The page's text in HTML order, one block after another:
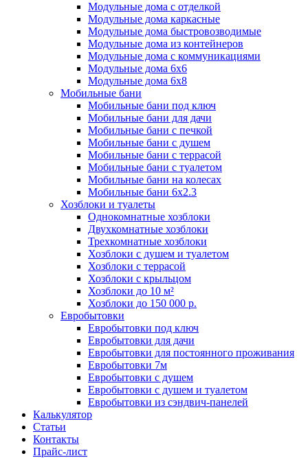
Модульные дома с отделкой
Модульные дома каркасные
Модульные дома быстровозводимые
Модульные дома из контейнеров
Модульные дома с коммуникациями
Модульные дома 6x6
Модульные дома 6x8
Мобильные бани
Мобильные бани под ключ
Мобильные бани для дачи
Мобильные бани с печкой
Мобильные бани с душем
Мобильные бани с террасой
Мобильные бани с туалетом
Мобильные бани на колесах
Мобильные бани 6х2.3
Хозблоки и туалеты
Однокомнатные хозблоки
Двухкомнатные хозблоки
Трехкомнатные хозблоки
Хозблоки с душем и туалетом
Хозблоки с террасой
Хозблоки с крыльцом
Хозблоки до 10 м²
Хозблоки до 150 000 р.
Евробытовки
Евробытовки под ключ
Евробытовки для дачи
Евробытовки для постоянного проживания
Евробытовки 7м
Евробытовки с душем
Евробытовки с душем и туалетом
Евробытовки из сэндвич-панелей
Калькулятор
Статьи
Контакты
Прайс-лист